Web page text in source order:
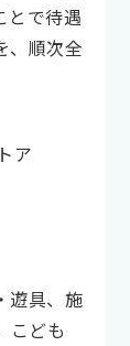
とで待遇
、順次全
ア
遊具、施
こども